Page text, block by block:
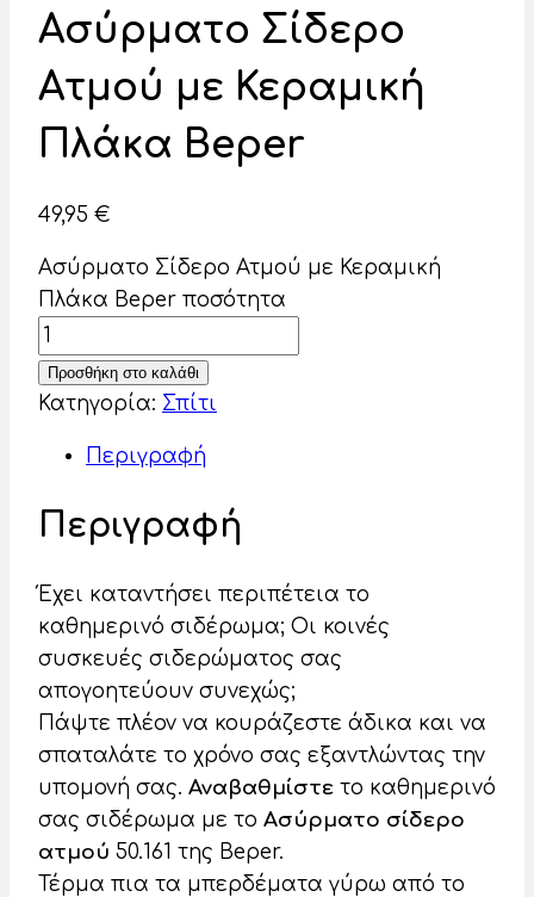
Ασύρματο Σίδερο
Ατμού με Κεραμική
Πλάκα Beper
49,95 €
Ασύρματο Σίδερο Ατμού με Κεραμική
Πλάκα Beper ποσότητα
Προσθήκη στο καλάθι
Κατηγορία: Σπίτι
Περιγραφή
Περιγραφή
Έχει καταντήσει περιπέτεια το
καθημερινό σιδέρωμα; Οι κοινές
συσκευές σιδερώματος σας
απογοητεύουν συνεχώς;
Πάψτε πλέον να κουράζεστε άδικα και να
σπαταλάτε το χρόνο σας εξαντλώντας την
υπομονή σας. Αναβαθμίστε το καθημερινό
σας σιδέρωμα με το Ασύρματο σίδερο
ατμού 50.161 της Beper.
Τέρμα πια τα μπερδέματα γύρω από το